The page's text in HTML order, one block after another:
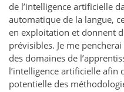
de l’intelligence artificielle
automatique de la langue,
en exploitation et donnent
prévisibles. Je me
des domaines de
l’intelligence artificielle afin
potentielle des